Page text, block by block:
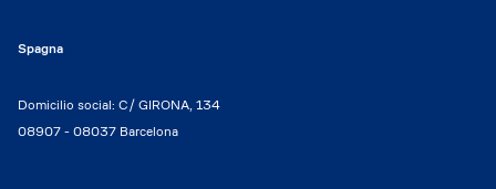
Spagna
Domicilio social: C/ GIRONA, 134
08907 - 08037 Barcelona